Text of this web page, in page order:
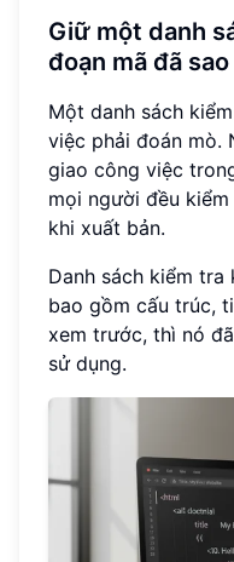
Giữ một danh
đoạn mã đã
Một danh sách
việc phải đoán mò.
giao công việc
mọi người đều
khi xuất bản.
Danh sách kiểm tra
bao gồm cấu trúc,
xem trước, thì nó
sử dụng.